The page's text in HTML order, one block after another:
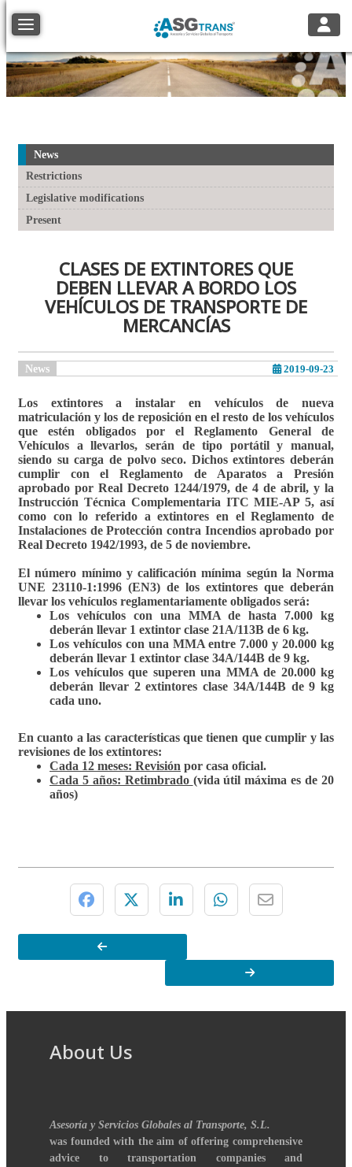
Toggle navigation
News
Restrictions
Legislative modifications
Present
CLASES DE EXTINTORES QUE
DEBEN LLEVAR A BORDO LOS
VEHÍCULOS DE TRANSPORTE DE
MERCANCÍAS
News 2019-09-23
Los extintores a instalar en vehículos de nueva
matriculación y los de reposición en el resto de los vehículos
que estén obligados por el Reglamento General de
Vehículos a llevarlos, serán de tipo portátil y manual,
siendo su carga de polvo seco. Dichos extintores deberán
cumplir con el Reglamento de Aparatos a Presión
aprobado por Real Decreto 1244/1979, de 4 de abril, y la
Instrucción Técnica Complementaria ITC MIE-AP 5, así
como con lo referido a extintores en el Reglamento de
Instalaciones de Protección contra Incendios aprobado por
Real Decreto 1942/1993, de 5 de noviembre.
El número mínimo y calificación mínima según la Norma
UNE 23110-1:1996 (EN3) de los extintores que deberán
llevar los vehículos reglamentariamente obligados será:
Los vehículos con una MMA de hasta 7.000 kg
deberán llevar 1 extintor clase 21A/113B de 6 kg.
Los vehículos con una MMA entre 7.000 y 20.000 kg
deberán llevar 1 extintor clase 34A/144B de 9 kg.
Los vehículos que superen una MMA de 20.000 kg
deberán llevar 2 extintores clase 34A/144B de 9 kg
cada uno.
En cuanto a las características que tienen que cumplir y las
revisiones de los extintores:
Cada 12 meses: Revisión por casa oficial.
Cada 5 años: Retimbrado (vida útil máxima es de 20
años)
About Us
Asesoría y Servicios Globales al Transporte, S.L.
was founded with the aim of offering comprehensive
advice to transportation companies and